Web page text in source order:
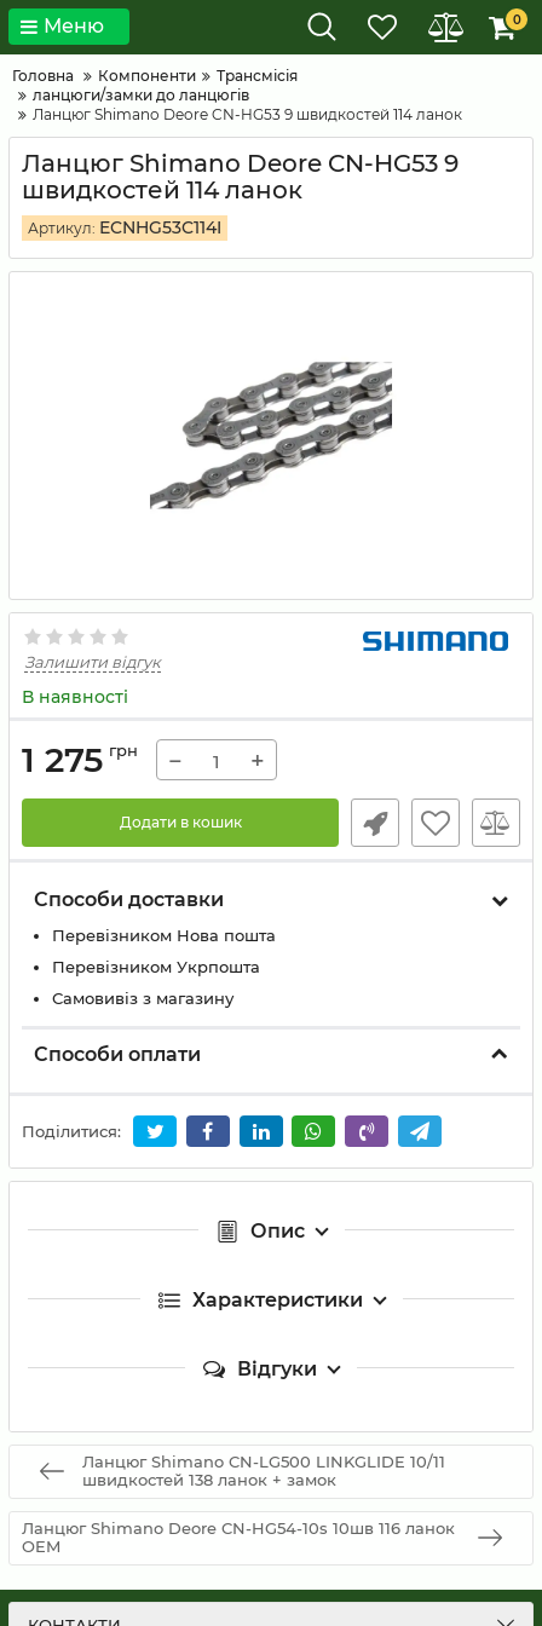
Меню 0
Головна Компоненти
Трансмісія
ланцюги/замки до ланцюгів
Ланцюг Shimano Deore CN-HG53 9 швидкостей 114 ланок
Ланцюг Shimano Deore CN-HG53 9
швидкостей 114 ланок
Артикул: ECNHG53C114I
Залишити відгук
В наявності
1 275 грн − +
Додати в кошик
Способи доставки
Перевізником Нова пошта
Перевізником Укрпошта
Самовивіз з магазину
Способи оплати
Поділитися:
Опис
Характеристики
Відгуки
Ланцюг Shimano CN-LG500 LINKGLIDE 10/11
швидкостей 138 ланок + замок
Ланцюг Shimano Deore CN-HG54-10s 10шв 116 ланок
OEM